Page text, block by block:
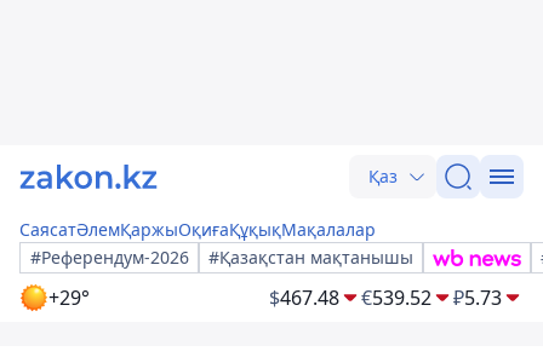
Қаз
СаясатӘлемҚаржыОқиғаҚұқықМақалалар
#Референдум-2026
#Қазақстан мақтанышы
+29° $467.48 €539.52 ₽5.73